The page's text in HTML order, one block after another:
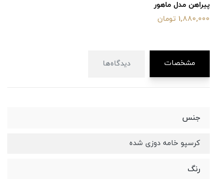
پیراهن مدل ماهور
1,880,000 تومان
مشخصات دیدگاه‌ها
جنس
کرسپو خامه دوزی شده
رنگ